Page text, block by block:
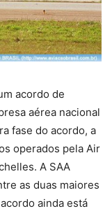
acordo de
aérea nacional
fase do acordo, a
operados pela Air
A SAA
as duas maiores
ainda está